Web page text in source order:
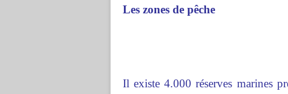
Les zones de pêche
Il existe 4.000 réserves marines